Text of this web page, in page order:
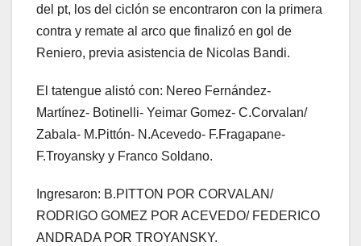
del pt, los del ciclón se encontraron con la primera
contra y remate al arco que finalizó en gol de
Reniero, previa asistencia de Nicolas Bandi.
El tatengue alistó con: Nereo Fernández-
Martínez- Botinelli- Yeimar Gomez- C.Corvalan/
Zabala- M.Pittón- N.Acevedo- F.Fragapane-
F.Troyansky y Franco Soldano.
Ingresaron: B.PITTON POR CORVALAN/
RODRIGO GOMEZ POR ACEVEDO/ FEDERICO
ANDRADA POR TROYANSKY.